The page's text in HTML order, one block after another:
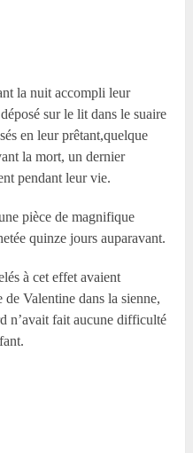
la nuit accompli leur
sur le lit dans le suaire
en leur prêtant,quelque
la mort, un dernier
pendant leur vie.
pièce de magnifique
quinze jours auparavant.
à cet effet avaient
Valentine dans la sienne,
n’avait fait aucune difficulté